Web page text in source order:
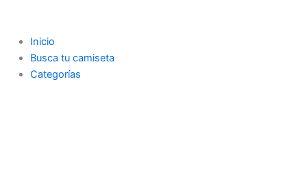
Inicio
Busca tu camiseta
Categorías